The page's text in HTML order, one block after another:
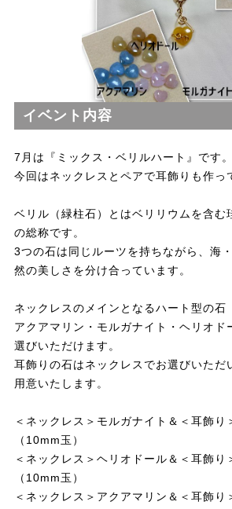
イベント内容
7月は『ミックス・ベリルハート』です。
今回はネックレスとペアで耳飾りも作っ
ベリル（緑柱石）とはベリリウムを含む
の総称です。
3つの石は同じルーツを持ちながら、海
然の美しさを分け合っています。
ネックレスのメインとなるハート型の石
アクアマリン・モルガナイト・ヘリオド
選びいただけます。
耳飾りの石はネックレスでお選びいただ
用意いたします。
＜ネックレス＞モルガナイト＆＜耳飾り
（10mm玉）
＜ネックレス＞ヘリオドール＆＜耳飾り
（10mm玉）
＜ネックレス＞アクアマリン＆＜耳飾り